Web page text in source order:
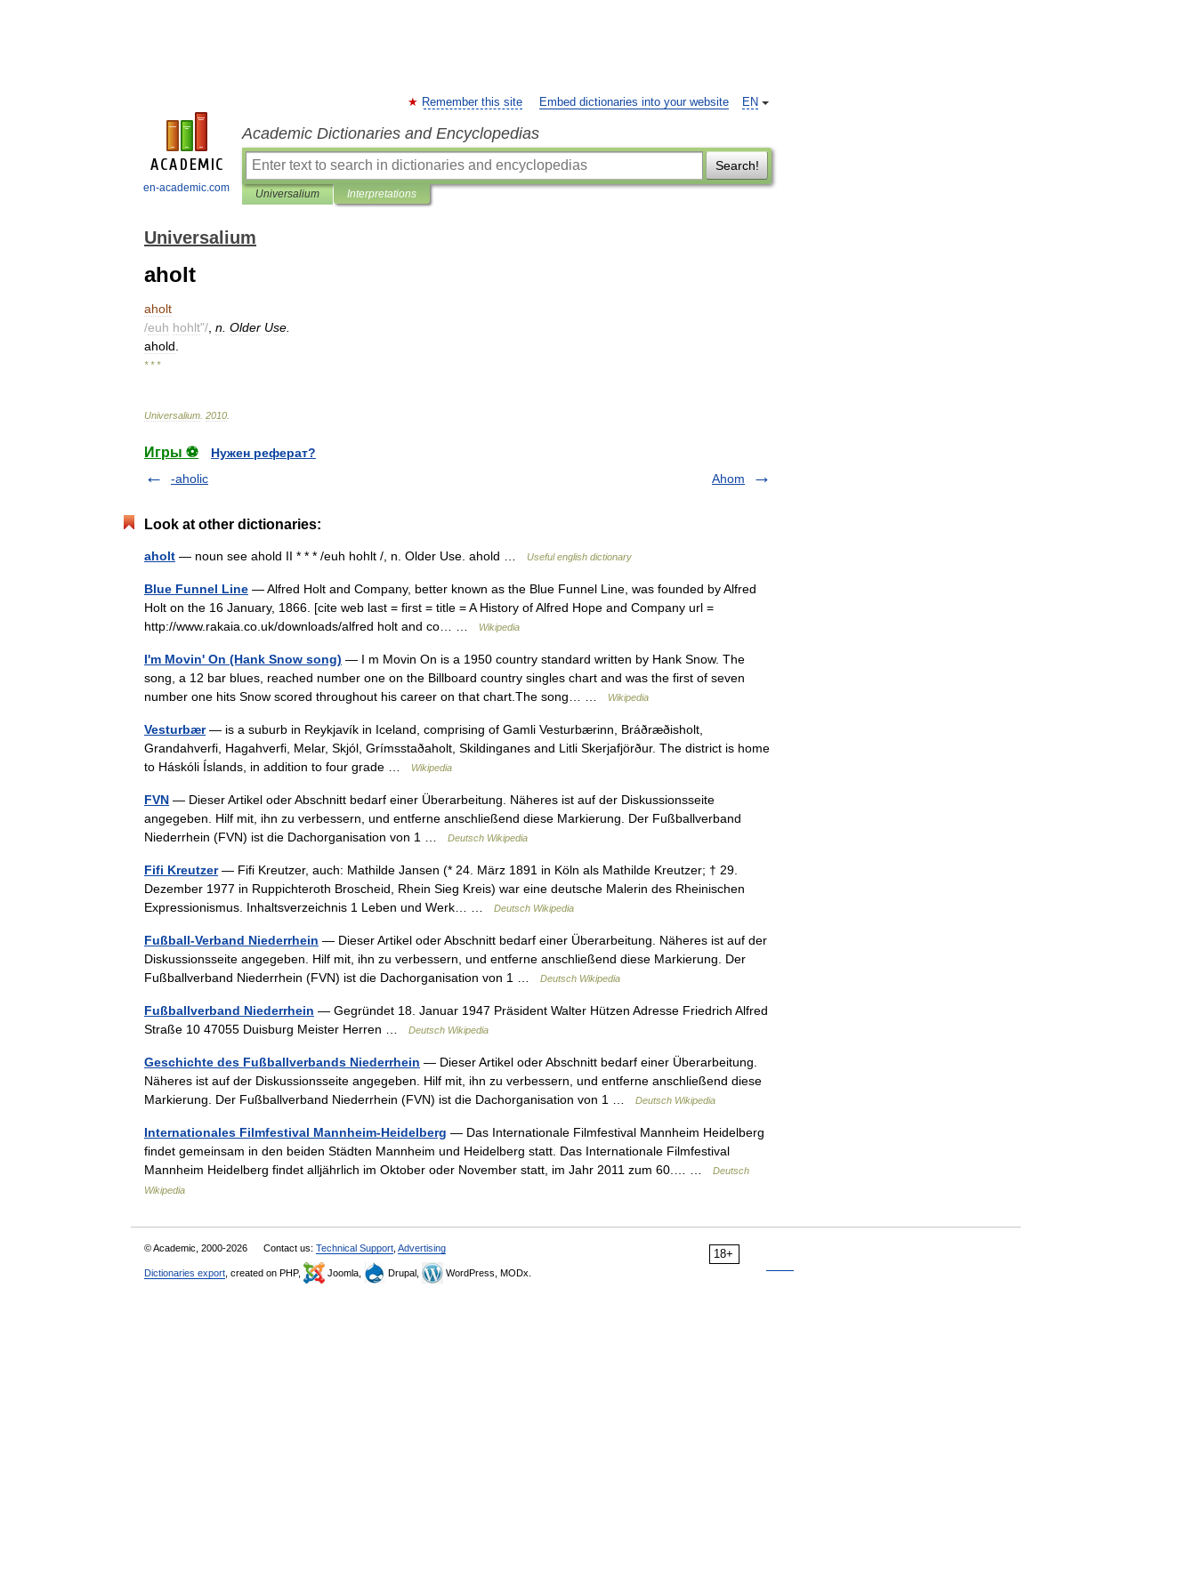
en-academic.com
EN
Remember this site Embed dictionaries into your website
Academic Dictionaries and Encyclopedias
Search!
Universalium Interpretations
Universalium
aholt
aholt
/euh hohlt"/ n Older Use
ahold
* * *
Universalium 2010
Игры ⚽
Нужен реферат?
-aholic
Ahom
Look at other dictionaries:
aholt — noun see ahold II * * * /euh hohlt /, n. Older Use. ahold … Useful english dictionary
Blue Funnel Line — Alfred Holt and Company, better known as the Blue Funnel Line, was founded by Alfred
Holt on the 16 January, 1866. [cite web last = first = title = A History of Alfred Hope and Company url =
http://www.rakaia.co.uk/downloads/alfred holt and co… …
Wikipedia
I'm Movin' On (Hank Snow song) — I m Movin On is a 1950 country standard written by Hank Snow. The
song, a 12 bar blues, reached number one on the Billboard country singles chart and was the first of seven
number one hits Snow scored throughout his career on that chart.The song… …
Wikipedia
Vesturbær— is a suburb in Reykjavík in Iceland, comprising of Gamli Vesturbærinn, Bráðræðisholt,
Grandahverfi, Hagahverfi, Melar, Skjól, Grímsstaðaholt, Skildinganes and Litli Skerjafjörður. The district is home
to Háskóli Íslands, in addition to four grade …
Wikipedia
FVN — Dieser Artikel oder Abschnitt bedarf einer Überarbeitung. Näheres ist auf der Diskussionsseite
angegeben. Hilf mit, ihn zu verbessern, und entferne anschließend diese Markierung. Der Fußballverband
Niederrhein (FVN) ist die Dachorganisation von 1 …
Deutsch Wikipedia
Fifi Kreutzer— Fifi Kreutzer, auch: Mathilde Jansen (* 24. März 1891 in Köln als Mathilde Kreutzer; † 29.
Dezember 1977 in Ruppichteroth Broscheid, Rhein Sieg Kreis) war eine deutsche Malerin des Rheinischen
Expressionismus. Inhaltsverzeichnis 1 Leben und Werk… …
Deutsch Wikipedia
Fußball-Verband Niederrhein — Dieser Artikel oder Abschnitt bedarf einer Überarbeitung. Näheres ist auf der
Diskussionsseite angegeben. Hilf mit, ihn zu verbessern, und entferne anschließend diese Markierung. Der
Fußballverband Niederrhein (FVN) ist die Dachorganisation von 1 …
Deutsch Wikipedia
Fußballverband Niederrhein — Gegründet 18. Januar 1947 Präsident Walter Hützen Adresse Friedrich Alfred
Straße 10 47055 Duisburg Meister Herren …
Deutsch Wikipedia
Geschichte des Fußballverbands Niederrhein — Dieser Artikel oder Abschnitt bedarf einer Überarbeitung.
Näheres ist auf der Diskussionsseite angegeben. Hilf mit, ihn zu verbessern, und entferne anschließend diese
Markierung. Der Fußballverband Niederrhein (FVN) ist die Dachorganisation von 1 …
Deutsch Wikipedia
Internationales Filmfestival Mannheim-Heidelberg — Das Internationale Filmfestival Mannheim Heidelberg
findet gemeinsam in den beiden Städten Mannheim und Heidelberg statt. Das Internationale Filmfestival
Mannheim Heidelberg findet alljährlich im Oktober oder November statt, im Jahr 2011 zum 60.… …
Deutsch
Wikipedia
18+
© Academic, 2000-2026 Contact us: Technical Support Advertising
Dictionaries export , created on PHP, Joomla, Drupal, WordPress, MODx.